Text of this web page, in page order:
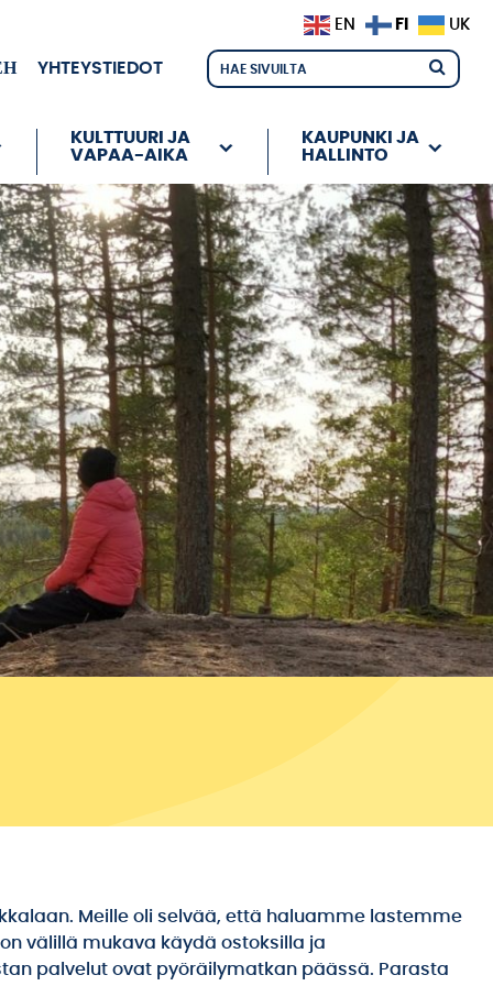
YHTEYSTIEDOT
KULTTUURI JA
VAPAA-AIKA
KAUPUNKI JA
HALLINTO
Meille oli selvää, että haluamme lastemme
välillä mukava käydä ostoksilla ja
palvelut ovat pyöräilymatkan päässä. Parasta
EN FI UK